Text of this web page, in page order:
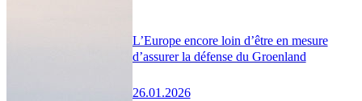
L’Europe encore loin d’être en mesure
d’assurer la défense du Groenland
26.01.2026